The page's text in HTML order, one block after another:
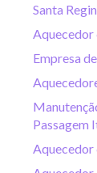
Santa
Empresa
Passagem
Aquecedor